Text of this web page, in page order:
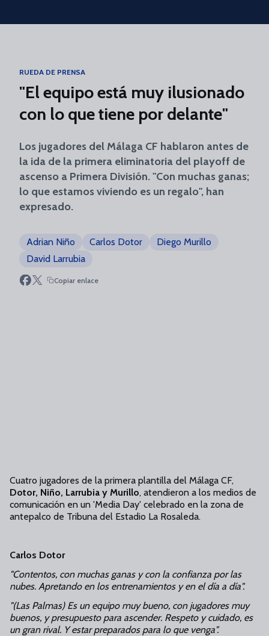
Skip to main content
RUEDA DE PRENSA
"El equipo está muy ilusionado
con lo que tiene por delante"
Los jugadores del Málaga CF hablaron antes de
la ida de la primera eliminatoria del playoff de
ascenso a Primera División. "Con muchas ganas;
lo que estamos viviendo es un regalo", han
expresado.
Adrian Niño Carlos Dotor
Diego Murillo
David Larrubia
Copiar enlace
Cuatro jugadores de la primera plantilla del Málaga CF,
Dotor, Niño, Larrubia y Murillo, atendieron a los medios de
comunicación en un 'Media Day' celebrado en la zona de
antepalco de Tribuna del Estadio La Rosaleda.
Carlos Dotor
"Contentos, con muchas ganas y con la confianza por las
nubes. Apretando en los entrenamientos y en el día a día".
"(Las Palmas) Es un equipo muy bueno, con jugadores muy
buenos, y presupuesto para ascender. Respeto y cuidado, es
un gran rival. Y estar preparados para lo que venga".